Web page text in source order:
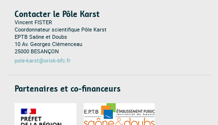
Contacter le Pôle Karst
Vincent FISTER
Coordonnateur scientifique Pôle Karst
EPTB Saône et Doubs
10 Av. Georges Clémenceau
25000 BESANÇON
pole-karst@orisk-bfc.fr
Partenaires et co-financeurs